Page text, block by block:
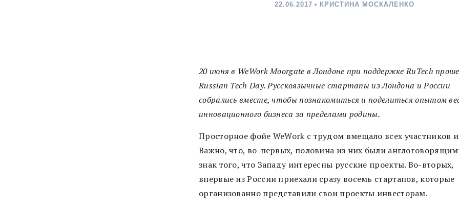
22.06.2017 КРИСТИНА МОСКАЛЕНКО
20 июня в WeWork Moorgate в Лондоне при поддержке RuTech
Russian Tech Day. Русскоязычные стартапы из Лондона и России
собрались вместе, чтобы познакомиться и поделиться опытом
инновационного бизнеса за пределами родины.
Просторное фойе WeWork с трудом вмещало всех участников и
Важно, что, во-первых, половина из них были
знак того, что Западу интересны русские проекты. Во-вторых,
впервые из России приехали сразу восемь стартапов, которые
организованно представили свои проекты инвесторам.